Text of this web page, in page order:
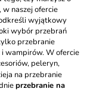
naszej ofercie
wyjątkowy
wybór przebrań
przebranie
wampirów. W ofercie
peleryn,
na przebranie
przebranie na